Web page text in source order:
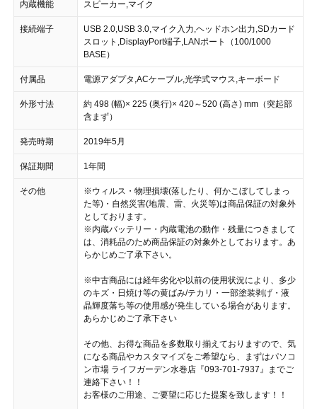
内蔵機能 スピーカー,マイク
接続端子
USB 2.0,USB 3.0,マイク入力,ヘッドホン出力,SDカード
スロット,DisplayPort端子,LANポート（100/1000
BASE）
付属品 電源アダプタ,ACケーブル,光学式マウス,キーボード
外形寸法
約 498 (幅)× 225 (奥行)× 420～520 (高さ) mm（突起部
含まず）
発売時期 2019年5月
保証期間 1年間
その他
※ウィルス・物理損壊(落したり、何かこぼしてしまっ
た等)・自然災害(地震、雷、火災等)は商品保証の対象外
としております。
※内蔵バッテリー・内蔵電池の動作・残量につきまして
は、消耗品のため商品保証の対象外としております。あ
らかじめご了承下さい。
※中古商品には経年劣化や以前の使用状況により、多少
のキズ・日焼け等の黄ばみ/テカリ・一部塗装剥げ・液
晶輝度落ち等の使用感が発生している場合があります。
あらかじめご了承下さい
その他、お得な商品を多数取り揃えておりますので、気
になる商品やカスタマイズをご希望なら、まずはパソコ
ン市場 ライフガーデン水巻店『093-701-7937』までご
連絡下さい！！
お客様のご用途、ご要望に応じた提案を致します！！